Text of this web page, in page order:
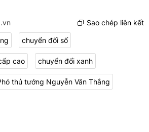
Sao chép liên kết
chuyển đổi số
cao chuyển đổi xanh
thủ tướng Nguyễn Văn Thắng